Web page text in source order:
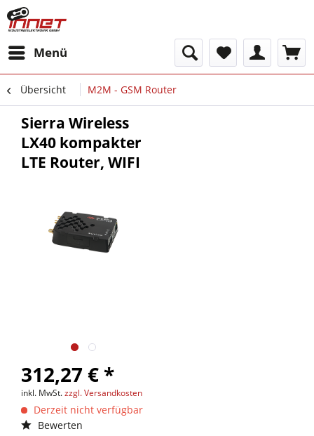
Menü
Übersicht M2M - GSM Router
Sierra Wireless
LX40 kompakter
LTE Router, WIFI
312,27 € *
inkl. MwSt.zzgl. Versandkosten
Derzeit nicht verfügbar
Bewerten